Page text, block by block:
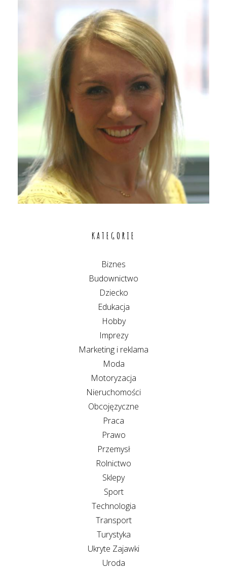
KATEGORIE
Biznes
Budownictwo
Dziecko
Edukacja
Hobby
Imprezy
Marketing i reklama
Moda
Motoryzacja
Nieruchomości
Obcojęzyczne
Praca
Prawo
Przemysł
Rolnictwo
Sklepy
Sport
Technologia
Transport
Turystyka
Ukryte Zajawki
Uroda